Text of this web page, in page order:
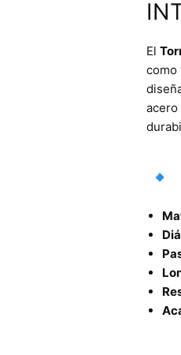
El
como
acero